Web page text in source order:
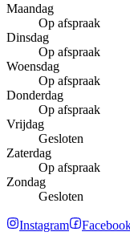
Maandag
Op afspraak
Dinsdag
Op afspraak
Woensdag
Op afspraak
Donderdag
Op afspraak
Vrijdag
Gesloten
Zaterdag
Op afspraak
Zondag
Gesloten
Instagram